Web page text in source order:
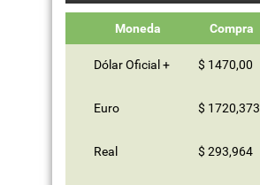
Moneda Compra
Dólar Oficial + $ 1470,00
Euro $ 1720,373
Real $ 293,964